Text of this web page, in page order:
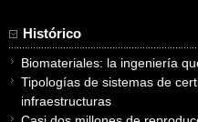
Histórico
Biomateriales: la ingeniería
Tipologías de sistemas de
infraestructuras